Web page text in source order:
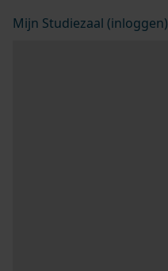
Mijn Studiezaal (inloggen)